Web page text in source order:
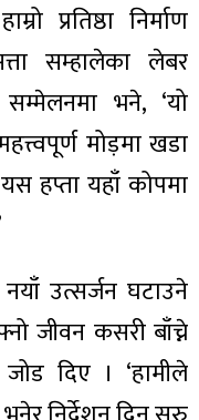
प्रतिष्ठा निर्माण
सम्हालेका लेबर
सम्मेलनमा भने, ‘यो
मोड़मा खडा
हप्ता यहाँ कोपमा
उत्सर्जन घटाउने
जीवन कसरी बाँच्ने
दिए । ‘हामीले